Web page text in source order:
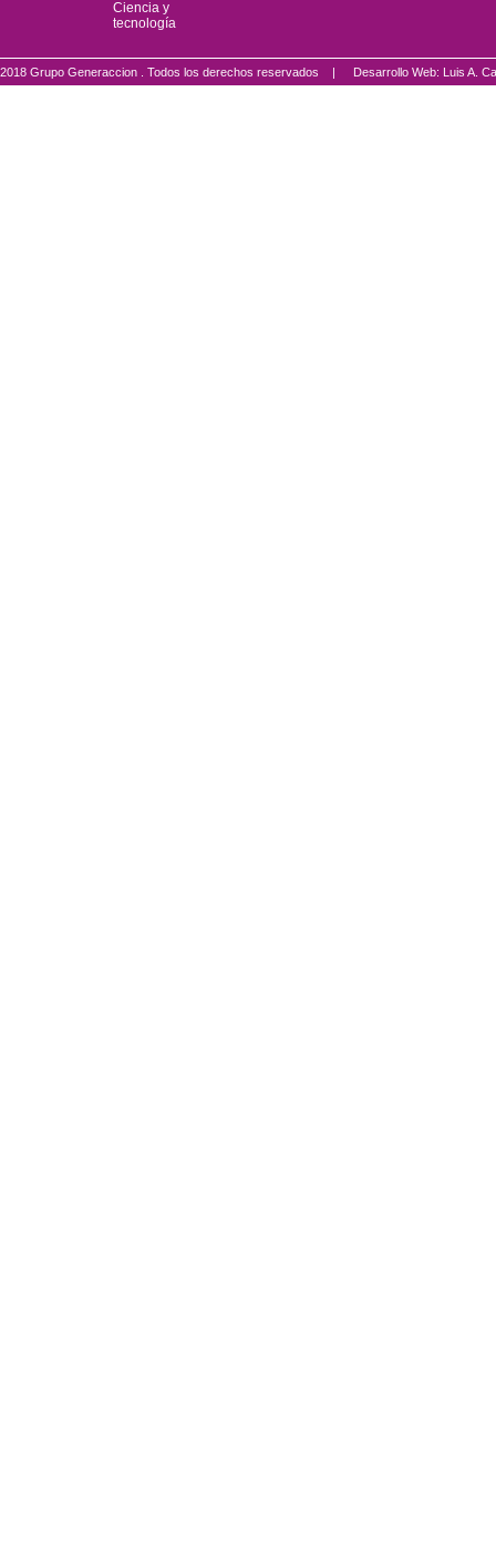
Ciencia y
tecnología
2018 Grupo Generaccion . Todos los derechos reservados | Desarrollo Web: Luis